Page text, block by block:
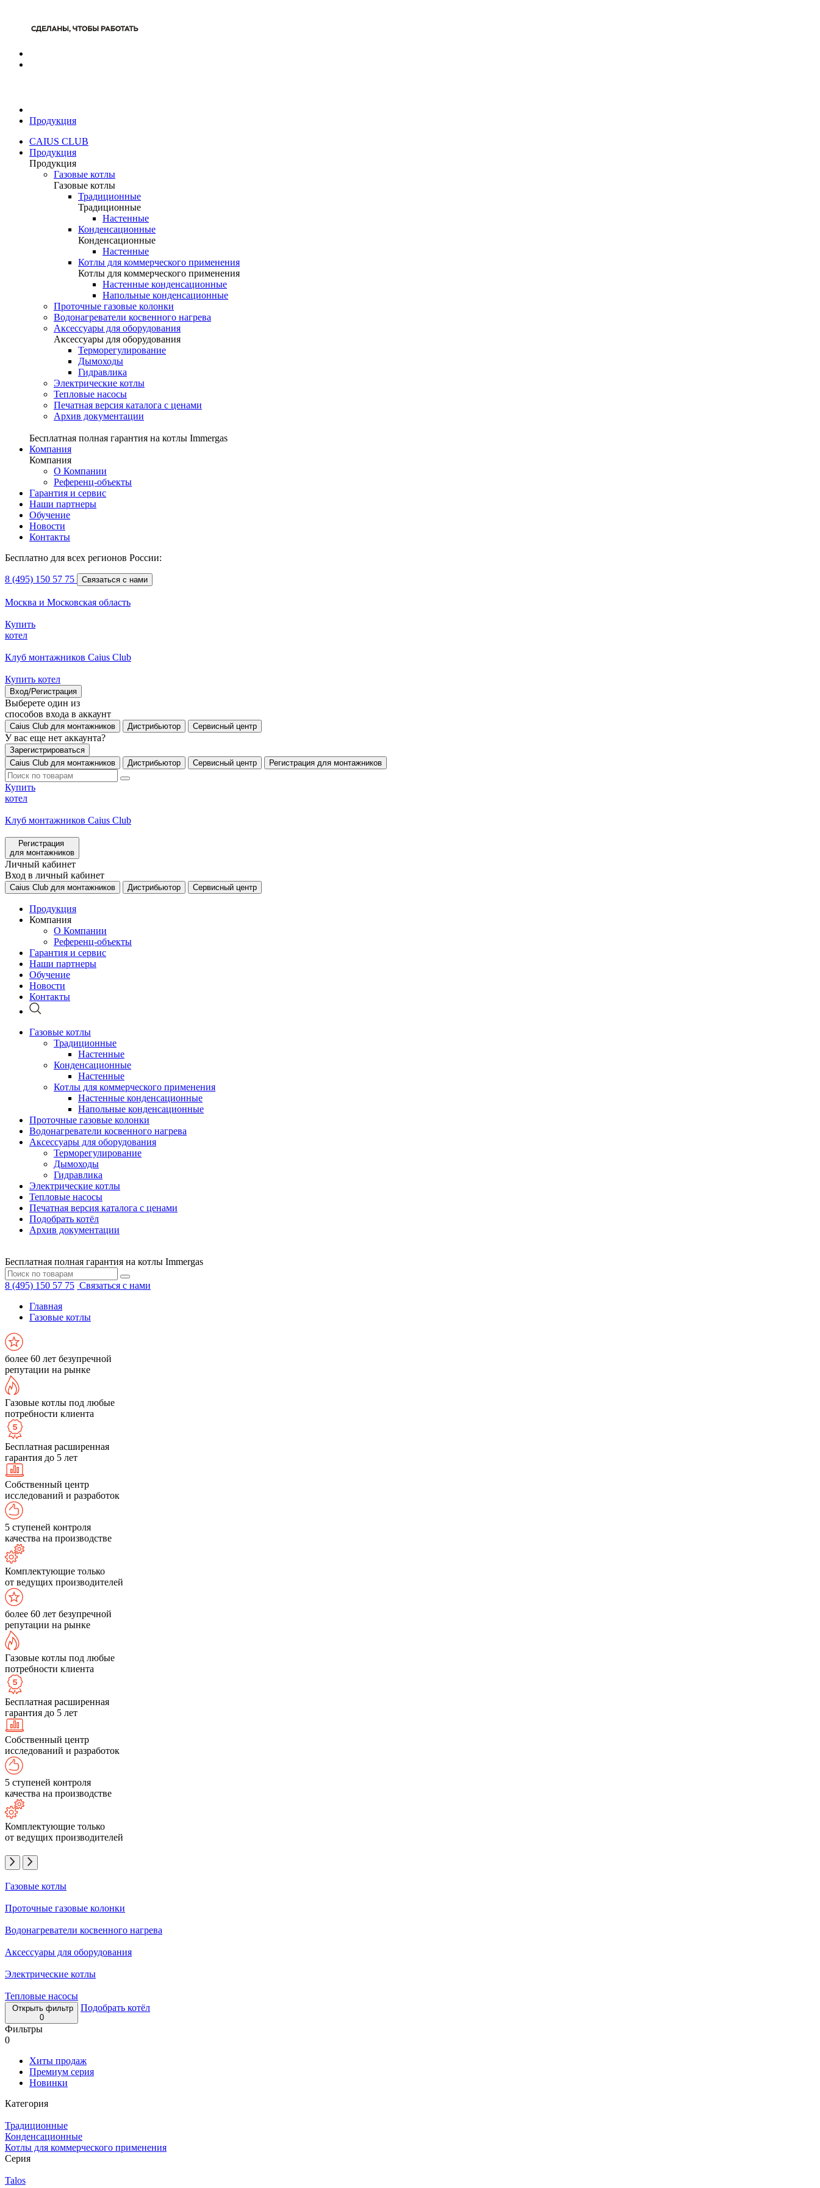
Продукция
CAIUS CLUB
Продукция
Продукция
Газовые котлы
Газовые котлы
Традиционные
Традиционные
Настенные
Конденсационные
Конденсационные
Настенные
Котлы для коммерческого применения
Котлы для коммерческого применения
Настенные конденсационные
Напольные конденсационные
Проточные газовые колонки
Водонагреватели косвенного нагрева
Аксессуары для оборудования
Аксессуары для оборудования
Терморегулирование
Дымоходы
Гидравлика
Электрические котлы
Тепловые насосы
Печатная версия каталога с ценами
Архив документации
Бесплатная полная гарантия на котлы Immergas
Компания
Компания
О Компании
Референц-объекты
Гарантия и сервис
Наши партнеры
Обучение
Новости
Контакты
Бесплатно для всех регионов России:
8 (495) 150 57 75 Связаться с нами
Москва и Московская область
Купить
котел
Клуб монтажников Caius Club
Купить котел
Вход/Регистрация
Выберете один из
способов входа в аккаунт
Caius Club для монтажников Дистрибьютор Сервисный центр
У вас еще нет аккаунта?
Зарегистрироваться
Caius Club для монтажников
Дистрибьютор Сервисный центр Регистрация для монтажников
Купить
котел
Клуб монтажников Caius Club
Регистрация
для монтажников
Личный кабинет
Вход в личный кабинет
Caius Club для монтажников Дистрибьютор Сервисный центр
Продукция
Компания
О Компании
Референц-объекты
Гарантия и сервис
Наши партнеры
Обучение
Новости
Контакты
Газовые котлы
Традиционные
Настенные
Конденсационные
Настенные
Котлы для коммерческого применения
Настенные конденсационные
Напольные конденсационные
Проточные газовые колонки
Водонагреватели косвенного нагрева
Аксессуары для оборудования
Терморегулирование
Дымоходы
Гидравлика
Электрические котлы
Тепловые насосы
Печатная версия каталога с ценами
Подобрать котёл
Архив документации
Бесплатная полная гарантия на котлы Immergas
8 (495) 150 57 75 Связаться с нами
Главная
Газовые котлы
более 60 лет безупречной
репутации на рынке
Газовые котлы под любые
потребности клиента
Бесплатная расширенная
гарантия до 5 лет
Собственный центр
исследований и разработок
5 ступеней контроля
качества на производстве
Комплектующие только
от ведущих производителей
более 60 лет безупречной
репутации на рынке
Газовые котлы под любые
потребности клиента
Бесплатная расширенная
гарантия до 5 лет
Собственный центр
исследований и разработок
5 ступеней контроля
качества на производстве
Комплектующие только
от ведущих производителей
Газовые котлы
Проточные газовые колонки
Водонагреватели косвенного нагрева
Аксессуары для оборудования
Электрические котлы
Тепловые насосы
Открыть фильтр
0
Подобрать котёл
Фильтры
0
Хиты продаж
Премиум серия
Новинки
Категория
Традиционные
Конденсационные
Котлы для коммерческого применения
Серия
Talos